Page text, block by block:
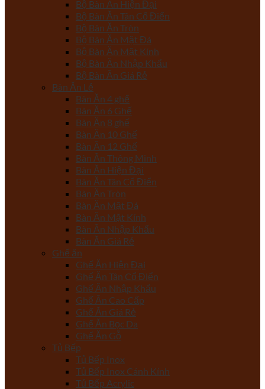
Bộ Bàn Ăn Hiện Đại
Bộ Bàn Ăn Tân Cổ Điển
Bộ Bàn Ăn Tròn
Bộ Bàn Ăn Mặt Đá
Bộ Bàn Ăn Mặt Kính
Bộ Bàn Ăn Nhập Khẩu
Bộ Bàn Ăn Giá Rẻ
Bàn Ăn Lẻ
Bàn Ăn 4 ghế
Bàn Ăn 6 Ghế
Bàn Ăn 8 ghế
Bàn Ăn 10 Ghế
Bàn Ăn 12 Ghế
Bàn Ăn Thông Minh
Bàn Ăn Hiện Đại
Bàn Ăn Tân Cổ Điển
Bàn Ăn Tròn
Bàn Ăn Mặt Đá
Bàn Ăn Mặt Kính
Bàn Ăn Nhập Khẩu
Bàn Ăn Giá Rẻ
Ghế ăn
Ghế Ăn Hiện Đại
Ghế Ăn Tân Cổ Điển
Ghế Ăn Nhập Khẩu
Ghế Ăn Cao Cấp
Ghế Ăn Giá Rẻ
Ghế Ăn Bọc Da
Ghế Ăn Gỗ
Tủ Bếp
Tủ Bếp Inox
Tủ Bếp Inox Cánh Kính
Tủ Bếp Acrylic